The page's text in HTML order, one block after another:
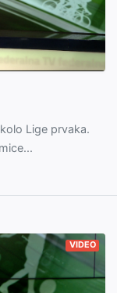
Lige prvaka.
VIDEO